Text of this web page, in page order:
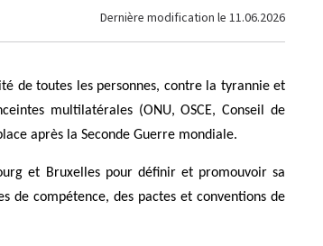
Dernière modification le 11.06.2026
de toutes les personnes, contre la tyrannie et
multilatérales (ONU, OSCE, Conseil de
après la Seconde Guerre mondiale.
et Bruxelles pour définir et promouvoir sa
de compétence, des pactes et conventions de